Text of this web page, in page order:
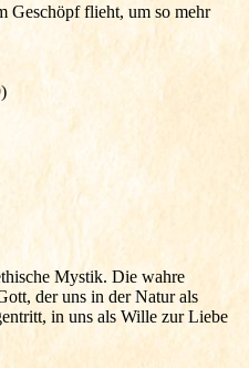
Geschöpf flieht, um so mehr
Mystik. Die wahre
der uns in der Natur als
in uns als Wille zur Liebe